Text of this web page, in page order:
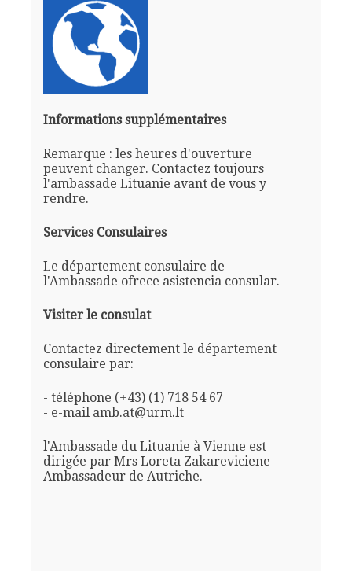
Informations supplémentaires
Remarque : les heures d'ouverture
peuvent changer. Contactez toujours
l'ambassade Lituanie avant de vous y
rendre.
Services Consulaires
Le département consulaire de
l'Ambassade ofrece asistencia consular.
Visiter le consulat
Contactez directement le département
consulaire par:
- téléphone (+43) (1) 718 54 67
- e-mail amb.at@urm.lt
l'Ambassade du Lituanie à Vienne est
dirigée par Mrs Loreta Zakareviciene -
Ambassadeur de Autriche.